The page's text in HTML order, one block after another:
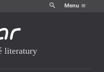
Menu
literatury